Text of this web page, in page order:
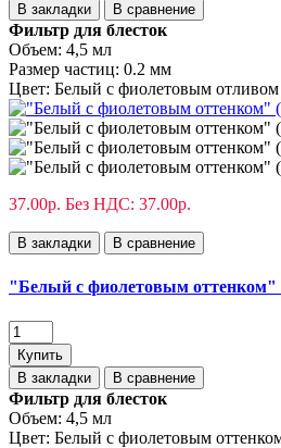
В закладки
В сравнение
Фильтр для блесток
Объем: 4,5 мл
Размер частиц: 0.2 мм
Цвет: Белый с фиолетовым отливом
37.00р. Без НДС: 37.00р.
В закладки В сравнение
"Белый с фиолетовым оттенком"
Купить
В закладки
В сравнение
Фильтр для блесток
Объем: 4,5 мл
Цвет: Белый с фиолетовым